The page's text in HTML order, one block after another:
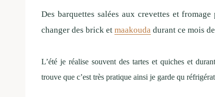
Des barquettes salées aux crevettes et
changer des brick et maakouda durant ce mois
L’été je réalise souvent des tartes et quiches et
trouve que c’est très pratique ainsi je garde qu